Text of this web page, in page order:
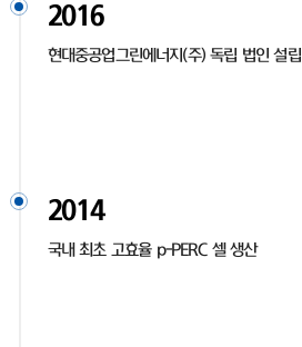
2016
현대중공업그린에너지(주) 독립 법인 설립
2014
국내 최초 고효율 p-PERC 셀 생산